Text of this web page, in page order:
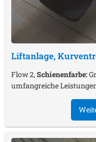
Liftanlage,
Flow 2,Schienenfarbe:
umfangreiche